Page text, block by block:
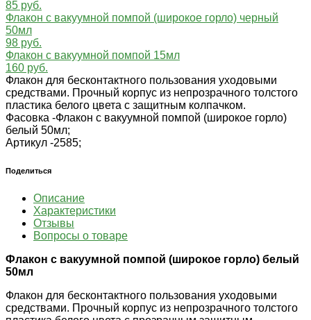
85 руб.
Флакон с вакуумной помпой (широкое горло) черный
50мл
98 руб.
Флакон с вакуумной помпой 15мл
160 руб.
Флакон для бесконтактного пользования уходовыми
средствами. Прочный корпус из непрозрачного толстого
пластика белого цвета с защитным колпачком.
Фасовка -Флакон с вакуумной помпой (широкое горло)
белый 50мл;
Артикул -2585;
Поделиться
Описание
Характеристики
Отзывы
Вопросы о товаре
Флакон с вакуумной помпой (широкое горло) белый
50мл
Флакон для бесконтактного пользования уходовыми
средствами. Прочный корпус из непрозрачного толстого